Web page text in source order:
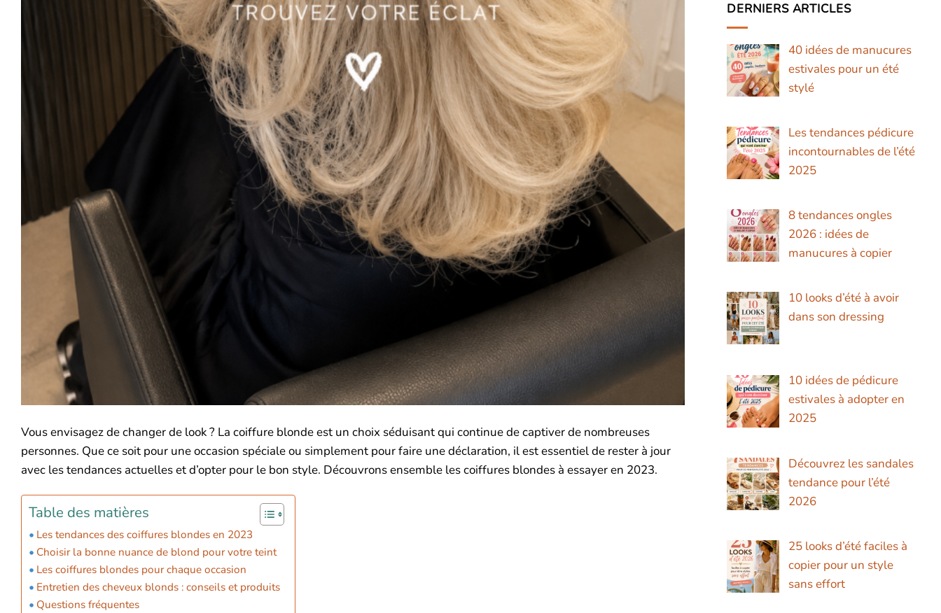
Vous envisagez de changer de look ? La coiffure blonde est un choix séduisant qui continue de captiver de nombreuses
personnes. Que ce soit pour une occasion spéciale ou simplement pour faire une déclaration, il est essentiel de rester à jour
avec les tendances actuelles et d’opter pour le bon style. Découvrons ensemble les coiffures blondes à essayer en 2023.
Table des matières
Les tendances des coiffures blondes en 2023
Choisir la bonne nuance de blond pour votre teint
Les coiffures blondes pour chaque occasion
Entretien des cheveux blonds : conseils et produits
Questions fréquentes
DERNIERS ARTICLES
40 idées de manucures
estivales pour un été
stylé
Les tendances pédicure
incontournables de l’été
2025
8 tendances ongles
2026 : idées de
manucures à copier
10 looks d’été à avoir
dans son dressing
10 idées de pédicure
estivales à adopter en
2025
Découvrez les sandales
tendance pour l’été
2026
25 looks d’été faciles à
copier pour un style
sans effort